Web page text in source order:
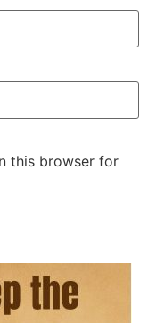
this browser for